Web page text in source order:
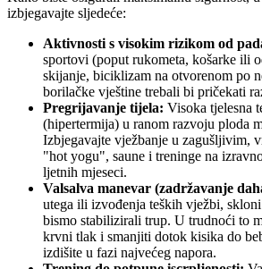
izbjegavajte sljedeće:
Aktivnosti s visokim rizikom od
sportovi (poput rukometa, košarke ili
skijanje, biciklizam na otvorenom po
borilačke vještine trebali bi pričekati
Pregrijavanje tijela: Visoka tjelesna
(hipertermija) u ranom razvoju ploda
Izbjegavajte vježbanje u zagušljivim,
"hot yogu", saune i treninge na
ljetnih mjeseci.
Valsalva manevar (zadržavanje
utega ili izvođenja teških vježbi,
bismo stabilizirali trup. U trudnoći to
krvni tlak i smanjiti dotok kisika do
izdišite u fazi najvećeg napora.